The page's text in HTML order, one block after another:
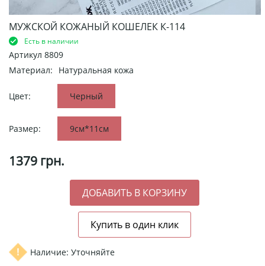
МУЖСКОЙ КОЖАНЫЙ КОШЕЛЕК К-114
Есть в наличии
Артикул 8809
Материал:
Натуральная кожа
Цвет: Черный
Размер: 9см*11см
1379 грн.
Наличие: Уточняйте